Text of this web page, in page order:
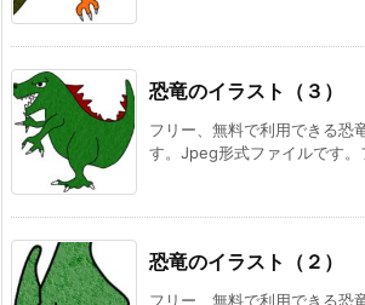
恐竜のイラスト（３）
フリー、無料で利用できる恐
す。Jpeg形式ファイルです。
恐竜のイラスト（２）
フリー、無料で利用できる恐